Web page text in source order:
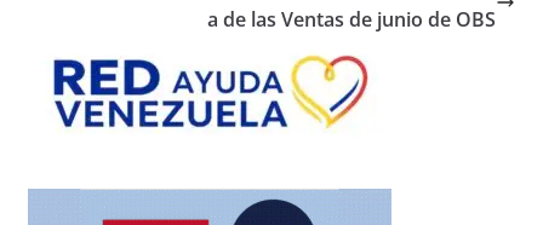
a de las Ventas de junio de OBS